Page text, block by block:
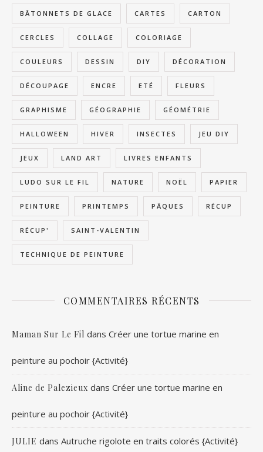
BÂTONNETS DE GLACE CARTES CARTON
CERCLES COLLAGE COLORIAGE
COULEURS DESSIN DIY DÉCORATION
DÉCOUPAGE ENCRE ETÉ FLEURS
GRAPHISME GÉOGRAPHIE GÉOMÉTRIE
HALLOWEEN HIVER INSECTES JEU DIY
JEUX LAND ART LIVRES ENFANTS
LUDO SUR LE FIL NATURE NOËL PAPIER
PEINTURE PRINTEMPS PÂQUES RÉCUP
RÉCUP' SAINT-VALENTIN
TECHNIQUE DE PEINTURE
COMMENTAIRES RÉCENTS
Maman Sur Le Fil dans Créer une tortue marine en
peinture au pochoir {Activité}
Aline de Palezieux dans Créer une tortue marine en
peinture au pochoir {Activité}
JULIE dans Autruche rigolote en traits colorés {Activité}